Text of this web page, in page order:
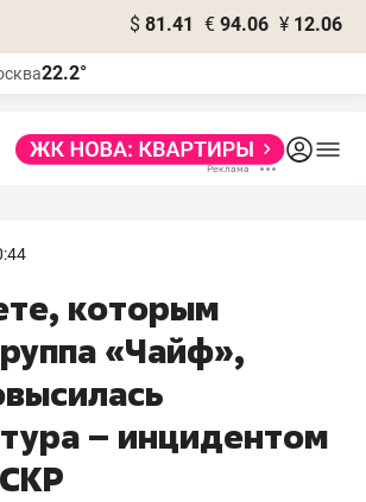
$ 81.41 € 94.06 ¥ 12.06
22.2°
которым
«Чайф»,
– инцидентом